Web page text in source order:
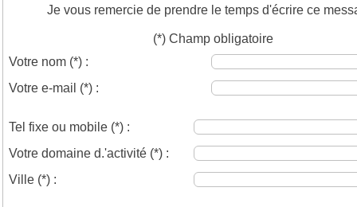
Je vous remercie de prendre le temps d'écrire ce
(*) Champ obligatoire
Votre nom (*) :
Votre e-mail (*) :
Tel fixe ou mobile (*) :
Votre domaine d.'activité (*) :
Ville (*) :